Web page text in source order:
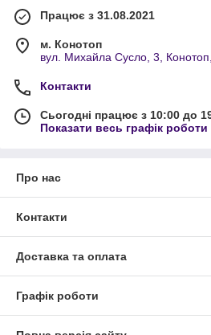
Працює з 31.08.2021
м. Конотоп
вул. Михайла Сусло, 3,
Контакти
Сьогодні працює з 10:00 до
Показати весь графік роботи
Про нас
Контакти
Доставка та оплата
Графік роботи